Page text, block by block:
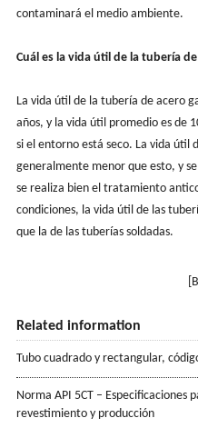
contaminará el medio ambiente.
Cuál es la vida útil de la tubería
La vida útil de la tubería de acero
años, y la vida útil promedio es de
si el entorno está seco. La vida útil
generalmente menor que esto, y
se realiza bien el tratamiento
condiciones, la vida útil de las
que la de las tuberías soldadas.
Related information
Tubo cuadrado y rectangular,
Norma API 5CT – Especificaciones
revestimiento y producción